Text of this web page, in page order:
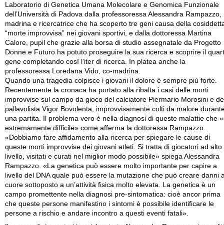
Laboratorio di Genetica Umana Molecolare e Genomica Funzionale
dell’Università di Padova dalla professoressa Alessandra Rampazzo,
madrina e ricercatrice che ha scoperto tre geni causa della
“morte improvvisa” nei giovani sportivi, e dalla dottoressa Martina
Calore, pupil che grazie alla borsa di studio assegnatale da Progetto
Donne e Futuro ha potuto proseguire la sua ricerca e scoprire il
gene completando così l’iter di ricerca. In platea anche la
professoressa Loredana Vido, co-madrina.
Quando una tragedia colpisce i giovani il dolore è sempre più forte.
Recentemente la cronaca ha portato alla ribalta i casi delle morti
improvvise sul campo da gioco del calciatore Piermario Morosini e
pallavolista Vigor Bovolenta, improvvisamente colti da malore
una partita. Il problema vero è nella diagnosi di queste malattie che
estremamente difficile» come afferma la dottoressa Rampazzo.
«Dobbiamo fare affidamento alla ricerca per spiegare le cause di
queste morti improvvise dei giovani atleti. Si tratta di giocatori ad alto
livello, visitati e curati nel miglior modo possibile» spiega Alessandra
Rampazzo. «La genetica può essere molto importante per capire a
livello del DNA quale può essere la mutazione che può creare danni
cuore sottoposto a un’attività fisica molto elevata. La genetica è un
campo promettente nella diagnosi pre-sintomatica: cioè ancor prima
che queste persone manifestino i sintomi è possibile identificare le
persone a rischio e andare incontro a questi eventi fatali».